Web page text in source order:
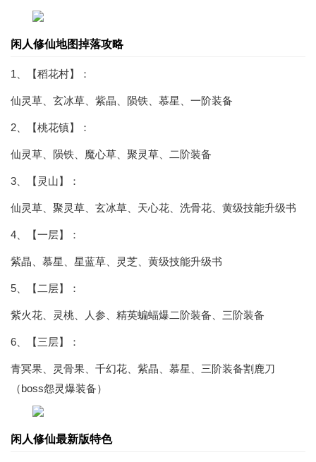
闲人修仙地图掉落攻略
1、【稻花村】：
仙灵草、玄冰草、紫晶、陨铁、慕星、一阶装备
2、【桃花镇】：
仙灵草、陨铁、魔心草、聚灵草、二阶装备
3、【灵山】：
仙灵草、聚灵草、玄冰草、天心花、洗骨花、黄级技能升级书
4、【一层】：
紫晶、慕星、星蓝草、灵芝、黄级技能升级书
5、【二层】：
紫火花、灵桃、人参、精英蝙蝠爆二阶装备、三阶装备
6、【三层】：
青冥果、灵骨果、千幻花、紫晶、慕星、三阶装备割鹿刀
（boss怨灵爆装备）
闲人修仙最新版特色